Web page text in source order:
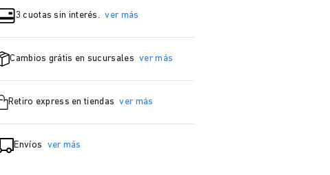
3 cuotas sin interés. ver más
Cambios grátis en sucursales ver más
Retiro express en tiendas ver más
Envíos ver más